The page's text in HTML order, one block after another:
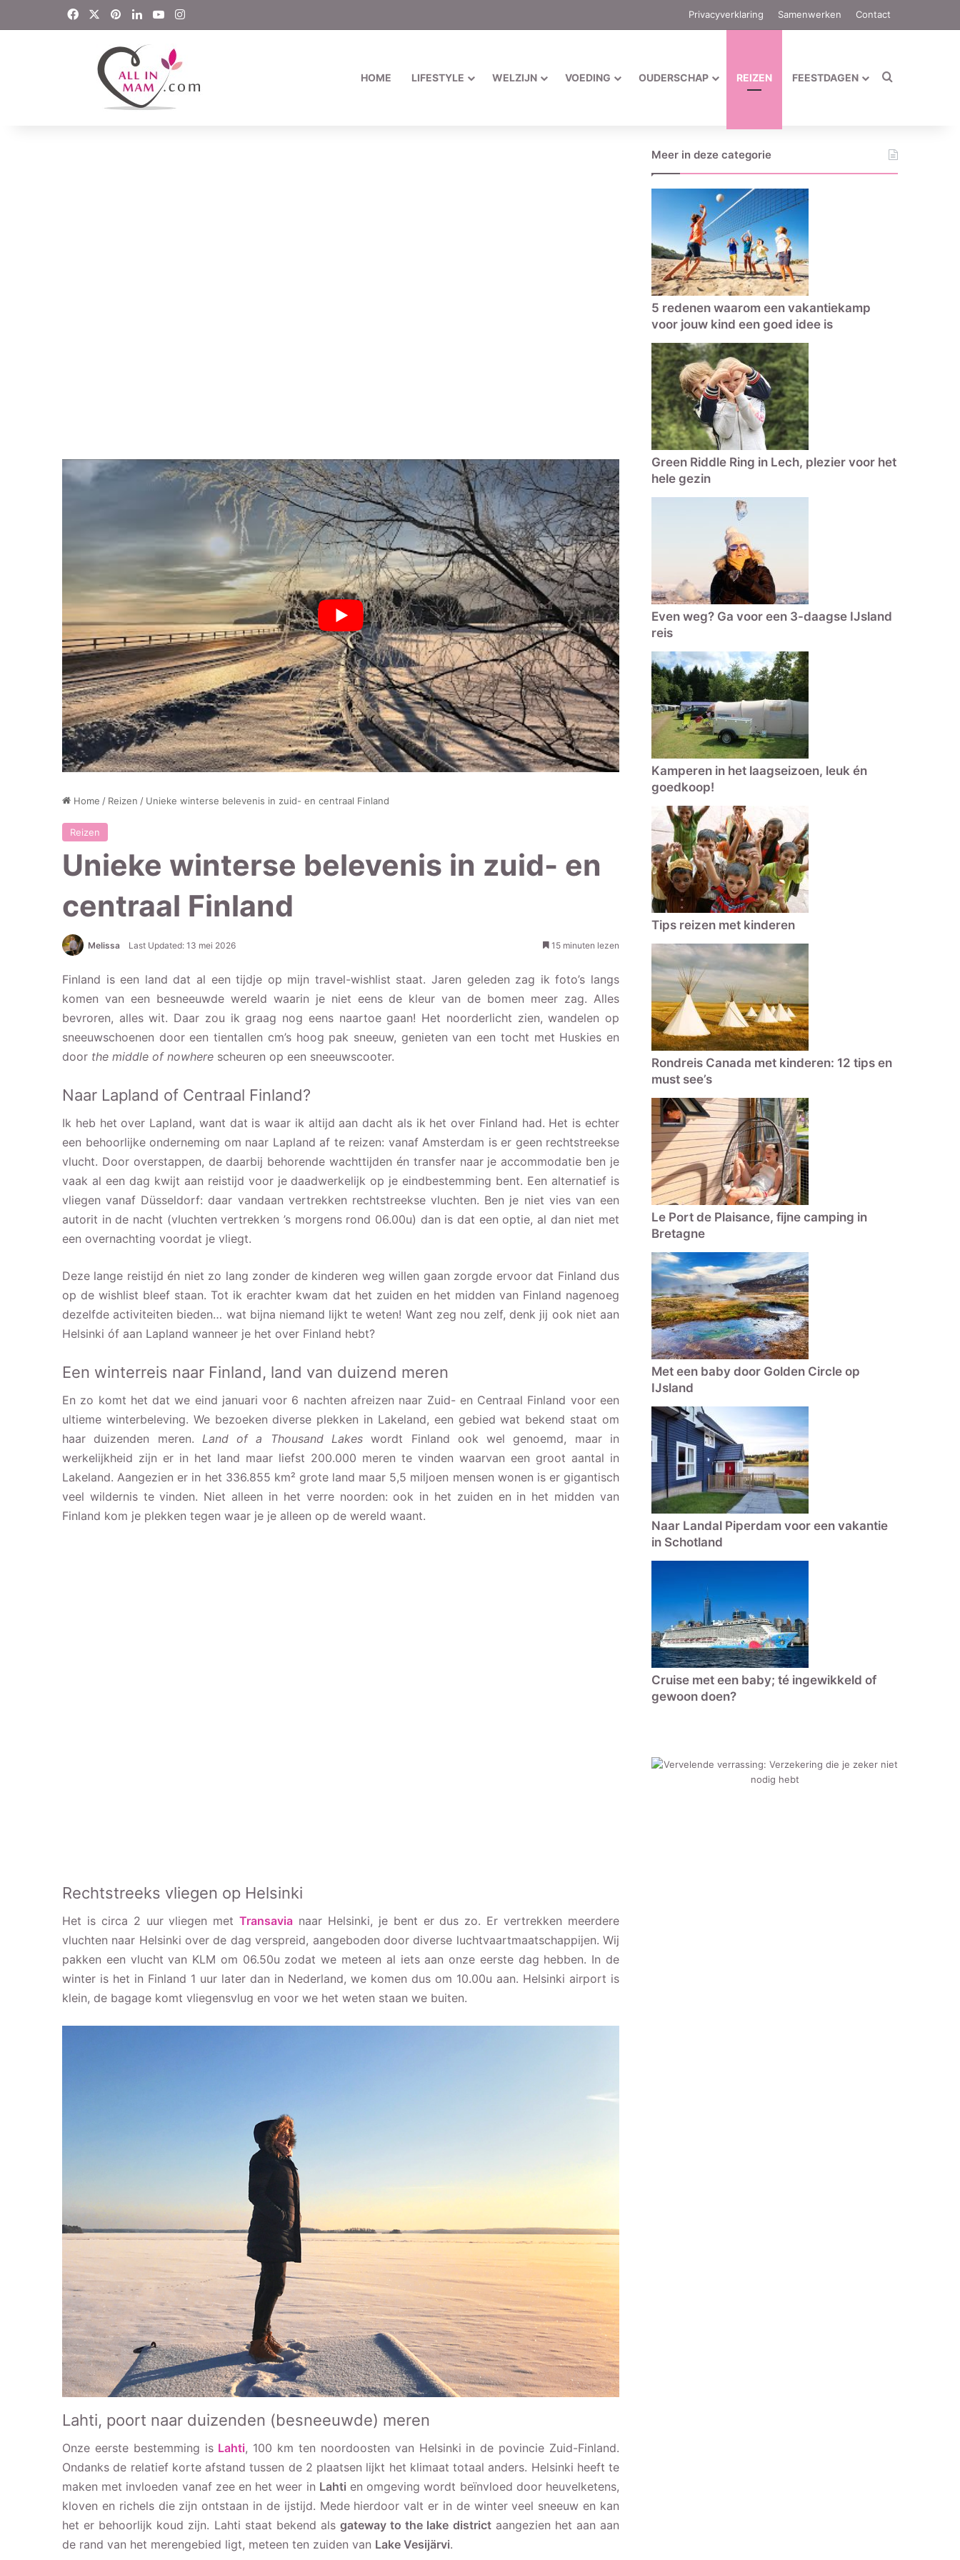
FacebookPinterestLinkedIn
YouTubeInstagram Privacyverklaring Samenwerken Contact
HOME LIFESTYLE WELZIJN VOEDING OUDERSCHAP REIZEN FEESTDAGEN Zoek naar
Home / Reizen / Unieke winterse belevenis in zuid- en centraal Finland
Reizen
Unieke winterse belevenis in zuid- en
centraal Finland
Melissa Last Updated: 13 mei 2026 15 minuten lezen
Finland is een land dat al een tijdje op mijn travel-wishlist staat. Jaren geleden zag ik foto’s langs
komen van een besneeuwde wereld waarin je niet eens de kleur van de bomen meer zag. Alles
bevroren, alles wit. Daar zou ik graag nog eens naartoe gaan! Het noorderlicht zien, wandelen op
sneeuwschoenen door een tientallen cm’s hoog pak sneeuw, genieten van een tocht met Huskies en
door the middle of nowhere scheuren op een sneeuwscooter.
Naar Lapland of Centraal Finland?
Ik heb het over Lapland, want dat is waar ik altijd aan dacht als ik het over Finland had. Het is echter
een behoorlijke onderneming om naar Lapland af te reizen: vanaf Amsterdam is er geen rechtstreekse
vlucht. Door overstappen, de daarbij behorende wachttijden én transfer naar je accommodatie ben je
vaak al een dag kwijt aan reistijd voor je daadwerkelijk op je eindbestemming bent. Een alternatief is
vliegen vanaf Düsseldorf: daar vandaan vertrekken rechtstreekse vluchten. Ben je niet vies van een
autorit in de nacht (vluchten vertrekken ’s morgens rond 06.00u) dan is dat een optie, al dan niet met
een overnachting voordat je vliegt.
Deze lange reistijd én niet zo lang zonder de kinderen weg willen gaan zorgde ervoor dat Finland dus
op de wishlist bleef staan. Tot ik erachter kwam dat het zuiden en het midden van Finland nagenoeg
dezelfde activiteiten bieden… wat bijna niemand lijkt te weten! Want zeg nou zelf, denk jij ook niet aan
Helsinki óf aan Lapland wanneer je het over Finland hebt?
Een winterreis naar Finland, land van duizend meren
En zo komt het dat we eind januari voor 6 nachten afreizen naar Zuid- en Centraal Finland voor een
ultieme winterbeleving. We bezoeken diverse plekken in Lakeland, een gebied wat bekend staat om
haar duizenden meren. Land of a Thousand Lakes wordt Finland ook wel genoemd, maar in
werkelijkheid zijn er in het land maar liefst 200.000 meren te vinden waarvan een groot aantal in
Lakeland. Aangezien er in het 336.855 km² grote land maar 5,5 miljoen mensen wonen is er gigantisch
veel wildernis te vinden. Niet alleen in het verre noorden: ook in het zuiden en in het midden van
Finland kom je plekken tegen waar je je alleen op de wereld waant.
Rechtstreeks vliegen op Helsinki
Het is circa 2 uur vliegen metTransavia naar Helsinki, je bent er dus zo. Er vertrekken meerdere
vluchten naar Helsinki over de dag verspreid, aangeboden door diverse luchtvaartmaatschappijen. Wij
pakken een vlucht van KLM om 06.50u zodat we meteen al iets aan onze eerste dag hebben. In de
winter is het in Finland 1 uur later dan in Nederland, we komen dus om 10.00u aan. Helsinki airport is
klein, de bagage komt vliegensvlug en voor we het weten staan we buiten.
Lahti, poort naar duizenden (besneeuwde) meren
Onze eerste bestemming is Lahti, 100 km ten noordoosten van Helsinki in de povincie Zuid-Finland.
Ondanks de relatief korte afstand tussen de 2 plaatsen lijkt het klimaat totaal anders. Helsinki heeft te
maken met invloeden vanaf zee en het weer in Lahti en omgeving wordt beïnvloed door heuvelketens,
kloven en richels die zijn ontstaan in de ijstijd. Mede hierdoor valt er in de winter veel sneeuw en kan
het er behoorlijk koud zijn. Lahti staat bekend alsgateway to the lake districtaangezien het aan aan
de rand van het merengebied ligt, meteen ten zuiden van Lake Vesijärvi.
Meer in deze categorie
5 redenen waarom een vakantiekamp
voor jouw kind een goed idee is
Green Riddle Ring in Lech, plezier voor het
hele gezin
Even weg? Ga voor een 3-daagse IJsland
reis
Kamperen in het laagseizoen, leuk én
goedkoop!
Tips reizen met kinderen
Rondreis Canada met kinderen: 12 tips en
must see’s
Le Port de Plaisance, fijne camping in
Bretagne
Met een baby door Golden Circle op
IJsland
Naar Landal Piperdam voor een vakantie
in Schotland
Cruise met een baby; té ingewikkeld of
gewoon doen?